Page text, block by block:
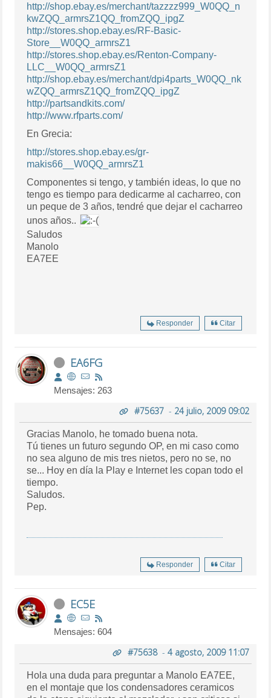
http://shop.ebay.es/merchant/tazzzz999_W0QQ_n
kwZQQ_armrsZ1QQ_fromZQQ_ipgZ
http://stores.shop.ebay.es/RF-Basic-
Store__W0QQ_armrsZ1
http://stores.shop.ebay.es/Renton-Company-
LLC__W0QQ_armrsZ1
http://shop.ebay.es/merchant/dpi4parts_W0QQ_nk
wZQQ_armrsZ1QQ_fromZQQ_ipgZ
http://partsandkits.com/
http://www.rfparts.com/
En Grecia:
http://stores.shop.ebay.es/gr-
makis66__W0QQ_armrsZ1
Componentes si tengo, y también ideas, lo que no
tengo es tiempo para dedicarme al cacharreo, con
un peque de 3 años, tendré que dejar el cacharreo
unos años..
Saludos
Manolo
EA7EE
Responder Citar
EA6FG
Mensajes: 263
#75637- 24 julio, 2009 09:02
Gracias Manolo, he tomado buena nota.
Tú tienes un futuro segundo OP, en mi caso como
no sea alguno de mis tres nietos, pero no se, no
se... Hoy en día la Play e Internet les copan todo el
tiempo.
Saludos.
Pep.
Responder Citar
EC5E
Mensajes: 604
#75638- 4 agosto, 2009 11:07
Hola una duda para preguntar a Manolo EA7EE,
en el montaje que los condensadores ceramicos